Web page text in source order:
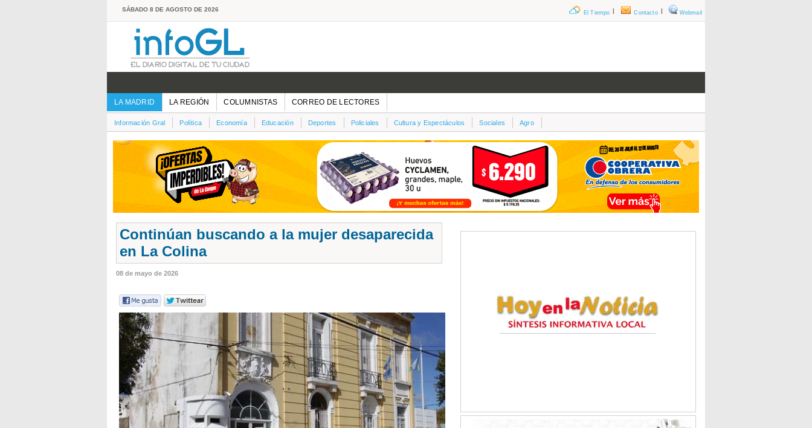
SÁBADO 8 DE AGOSTO DE 2026 Webmail
|
Contacto
|
El Tiempo
LA MADRID LA REGIÓN COLUMNISTAS CORREO DE LECTORES
Información Gral Política Economía Educación Deportes Policiales Cultura y Espectáculos Sociales Agro
Continúan buscando a la mujer desaparecida
en La Colina
08 de mayo de 2026